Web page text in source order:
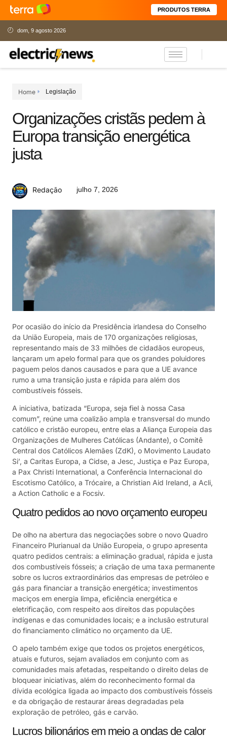
PRODUTOS TERRA
dom, 9 agosto 2026
Home Legislação
Organizações cristãs pedem à
Europa transição energética
justa
Redação julho 7, 2026
Por ocasião do início da Presidência irlandesa do Conselho
da União Europeia, mais de 170 organizações religiosas,
representando mais de 33 milhões de cidadãos europeus,
lançaram um apelo formal para que os grandes poluidores
paguem pelos danos causados e para que a UE avance
rumo a uma transição justa e rápida para além dos
combustíveis fósseis.
A iniciativa, batizada “Europa, seja fiel à nossa Casa
comum”, reúne uma coalizão ampla e transversal do mundo
católico e cristão europeu, entre elas a Aliança Europeia das
Organizações de Mulheres Católicas (Andante), o Comitê
Central dos Católicos Alemães (ZdK), o Movimento Laudato
Si’, a Caritas Europa, a Cidse, a Jesc, Justiça e Paz Europa,
a Pax Christi International, a Conferência Internacional do
Escotismo Católico, a Trócaire, a Christian Aid Ireland, a Acli,
a Action Catholic e a Focsiv.
Quatro pedidos ao novo orçamento europeu
De olho na abertura das negociações sobre o novo Quadro
Financeiro Plurianual da União Europeia, o grupo apresenta
quatro pedidos centrais: a eliminação gradual, rápida e justa
dos combustíveis fósseis; a criação de uma taxa permanente
sobre os lucros extraordinários das empresas de petróleo e
gás para financiar a transição energética; investimentos
maciços em energia limpa, eficiência energética e
eletrificação, com respeito aos direitos das populações
indígenas e das comunidades locais; e a inclusão estrutural
do financiamento climático no orçamento da UE.
O apelo também exige que todos os projetos energéticos,
atuais e futuros, sejam avaliados em conjunto com as
comunidades mais afetadas, respeitando o direito delas de
bloquear iniciativas, além do reconhecimento formal da
dívida ecológica ligada ao impacto dos combustíveis fósseis
e da obrigação de restaurar áreas degradadas pela
exploração de petróleo, gás e carvão.
Lucros bilionários em meio a ondas de calor